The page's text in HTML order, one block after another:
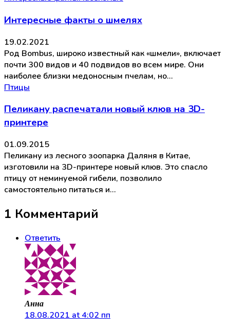
Интересные факты о шмелях
19.02.2021
Род Bombus, широко известный как «шмели», включает
почти 300 видов и 40 подвидов во всем мире. Они
наиболее близки медоносным пчелам, но…
Птицы
Пеликану распечатали новый клюв на 3D-
принтере
01.09.2015
Пеликану из лесного зоопарка Даляня в Китае,
изготовили на 3D-принтере новый клюв. Это спасло
птицу от неминуемой гибели, позволило
самостоятельно питаться и…
1 Комментарий
Ответить
Анна
18.08.2021 at 4:02 пп